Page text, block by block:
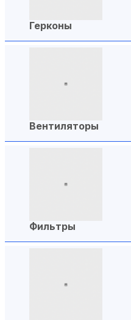
Герконы
Вентиляторы
Фильтры